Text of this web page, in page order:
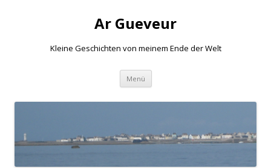
Ar Gueveur
Kleine Geschichten von meinem Ende der Welt
Menü Springe
Inhalt